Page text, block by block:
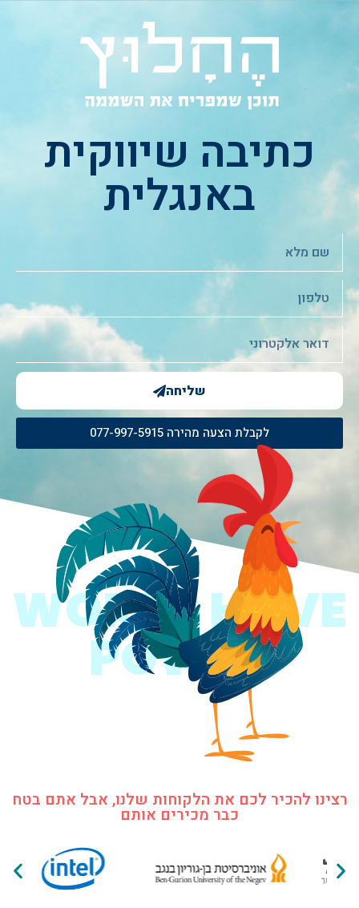
כתיבה שיווקית
באנגלית
שליחה
לקבלת הצעה מהירה 077-997-5915
WORDS HAVE
POWER
רצינו להכיר לכם את הלקוחות שלנו, אבל אתם בטח
כבר מכירים אותם